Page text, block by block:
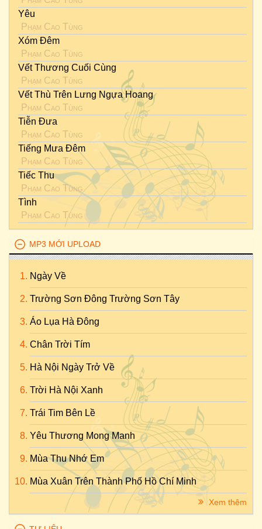
Yêu
Phạm Cao Tùng
Xóm Đêm
Phạm Cao Tùng
Vết Thương Cuối Cùng
Phạm Cao Tùng
Vết Thù Trên Lưng Ngựa Hoang
Phạm Cao Tùng
Tiễn Đưa
Phạm Cao Tùng
Tiếng Mưa Đêm
Phạm Cao Tùng
Tiếc Thu
Phạm Cao Tùng
Tình
Phạm Cao Tùng
MP3 MỚI UPLOAD
Ngày Về
Trường Sơn Đông Trường Sơn Tây
Áo Lụa Hà Đông
Chân Trời Tím
Hà Nội Ngày Trở Về
Trời Hà Nội Xanh
Trái Tim Bên Lề
Yêu Thương Mong Manh
Mùa Thu Nhớ Em
Mùa Xuân Trên Thành Phố Hồ Chí Minh
Xem thêm